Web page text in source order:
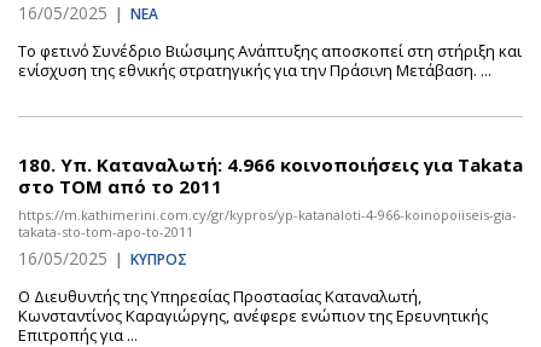
16/05/2025 | ΝΕΑ
Το φετινό Συνέδριο Βιώσιμης Ανάπτυξης αποσκοπεί στη στήριξη και
ενίσχυση της εθνικής στρατηγικής για την Πράσινη Μετάβαση. ...
180. Υπ. Καταναλωτή: 4.966 κοινοποιήσεις για Takata
στο TOM από το 2011
https://m.kathimerini.com.cy/gr/kypros/yp-katanaloti-4-966-koinopoiiseis-gia-
takata-sto-tom-apo-to-2011
16/05/2025 | ΚΥΠΡΟΣ
Ο Διευθυντής της Υπηρεσίας Προστασίας Καταναλωτή,
Κωνσταντίνος Καραγιώργης, ανέφερε ενώπιον της Ερευνητικής
Επιτροπής για ...